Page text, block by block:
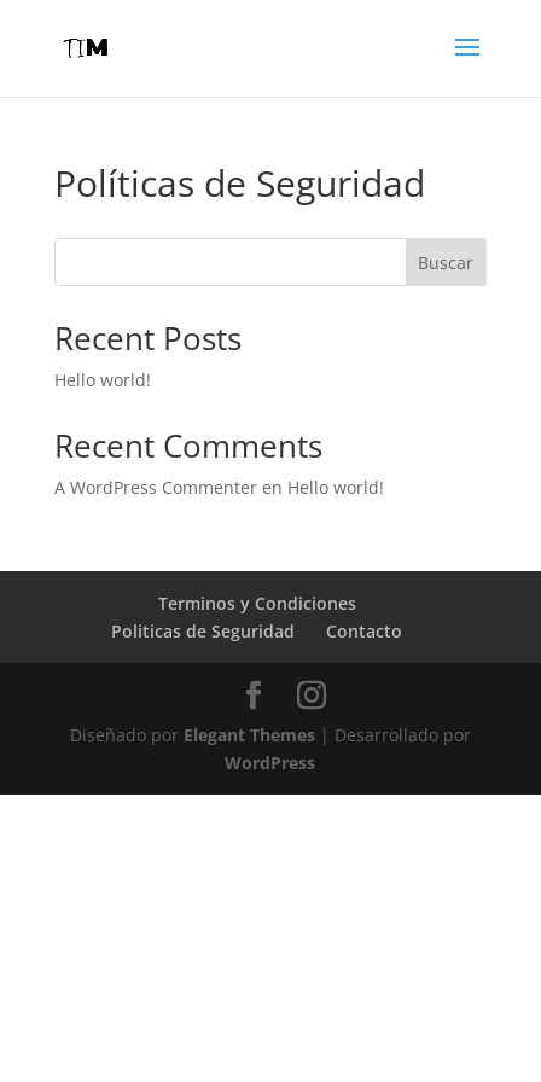
Políticas de Seguridad
Buscar
Recent Posts
Hello world!
Recent Comments
A WordPress Commenteren Hello world!
Terminos y Condiciones
Politicas de Seguridad
Contacto
Diseñado por Elegant Themes| Desarrollado por
WordPress